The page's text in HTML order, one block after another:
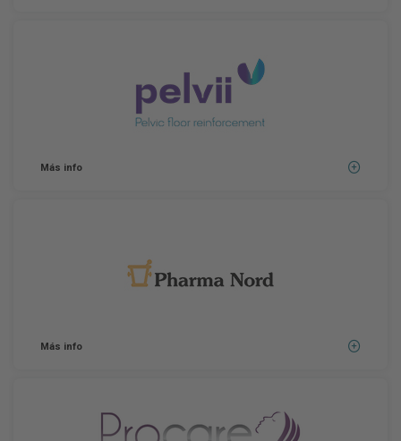
Más info
Más info